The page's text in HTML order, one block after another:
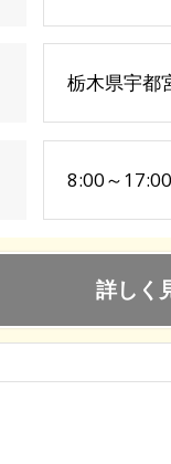
栃木県宇都
8:00～
詳しく